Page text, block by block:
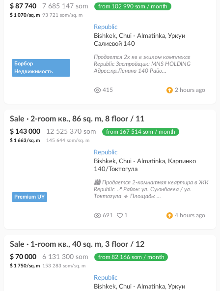
0 998 888 444
$ 87 740 7 685 147 som from 102 990 som / month
$ 1 070/sq. m 93 721 som/sq. m
Борбор
Недвижимость
Republic
Bishkek, Chui - Almatinka, Уркуи
Салиевой 140
Продается 2х кв в жилом комплексе
Republic Застройщик: MNS HOLDING
Адрес:пр.Ленина 140 Райо...
415 2 hours ago
Sale · 2-room кв., 86 sq. m, 8 floor / 11
$ 143 000 12 525 370 som from 167 514 som / month
$ 1 663/sq. m 145 644 som/sq. m
Premium UY
Republic
Bishkek, Chui - Almatinka, Карпинко
140/Токтогула
🏙️ Продается 2-комнатная квартира в ЖК
Republic 📍 Район: ул. Суюнбаева / ул.
Токтогула 🔹 Площадь: ...
691 1 4 hours ago
Sale · 1-room кв., 40 sq. m, 3 floor / 12
$ 70 000 6 131 300 som from 82 166 som / month
$ 1 750/sq. m 153 283 som/sq. m
Republic
Bishkek, Chui - Almatinka, Уркуи